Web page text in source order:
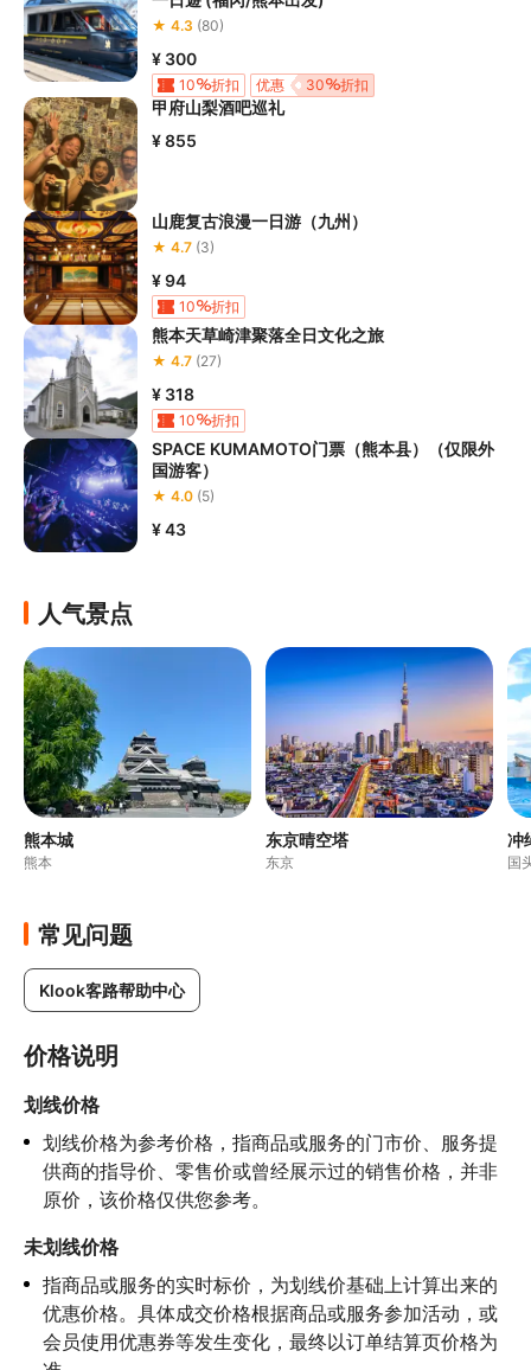
购买门票，日本景点可享九折优惠
★ 4.3 (80)
¥ 300
10 折扣 30 折扣
优惠
甲府山梨酒吧巡礼
¥ 855
山鹿复古浪漫一日游（九州）
★ 4.7 (3)
¥ 94
10 折扣
熊本天草崎津聚落全日文化之旅
★ 4.7 (27)
¥ 318
10 折扣
SPACE KUMAMOTO门票（熊本县）（仅限外
国游客）
★ 4.0 (5)
¥ 43
人气景点
熊本城
熊本
东京晴空塔
东京
冲
国
常见问题
Klook客路帮助中心
价格说明
划线价格
划线价格为参考价格，指商品或服务的门市价、服务提
供商的指导价、零售价或曾经展示过的销售价格，并非
原价，该价格仅供您参考。
未划线价格
指商品或服务的实时标价，为划线价基础上计算出来的
优惠价格。具体成交价格根据商品或服务参加活动，或
会员使用优惠券等发生变化，最终以订单结算页价格为